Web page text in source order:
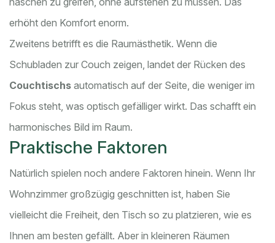
erhöht den Komfort enorm.
Zweitens betrifft es die Raumästhetik. Wenn die
Schubladen zur Couch zeigen, landet der Rücken des
Couchtischs automatisch auf der Seite, die weniger im
Fokus steht, was optisch gefälliger wirkt. Das schafft ein
harmonisches Bild im Raum.
Praktische Faktoren
Natürlich spielen noch andere Faktoren hinein. Wenn Ihr
Wohnzimmer großzügig geschnitten ist, haben Sie
vielleicht die Freiheit, den Tisch so zu platzieren, wie es
Ihnen am besten gefällt. Aber in kleineren Räumen